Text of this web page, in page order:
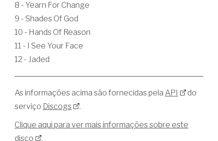
8 - Yearn For Change
9 - Shades Of God
10 - Hands Of Reason
11 - I See Your Face
12 - Jaded
As informações acima são fornecidas pela API
do
serviço Discogs
.
Clique aqui para ver mais informações sobre este
disco
.